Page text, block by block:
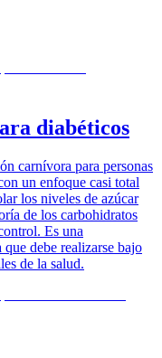
diabéticos
carnívora para personas
un enfoque casi total
los niveles de azúcar
de los carbohidratos
Es una
debe realizarse bajo
de la salud.